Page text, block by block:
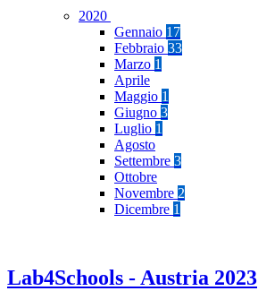
2020
Gennaio 17
Febbraio 33
Marzo 1
Aprile
Maggio 1
Giugno 3
Luglio 1
Agosto
Settembre 3
Ottobre
Novembre 2
Dicembre 1
Lab4Schools - Austria 2023